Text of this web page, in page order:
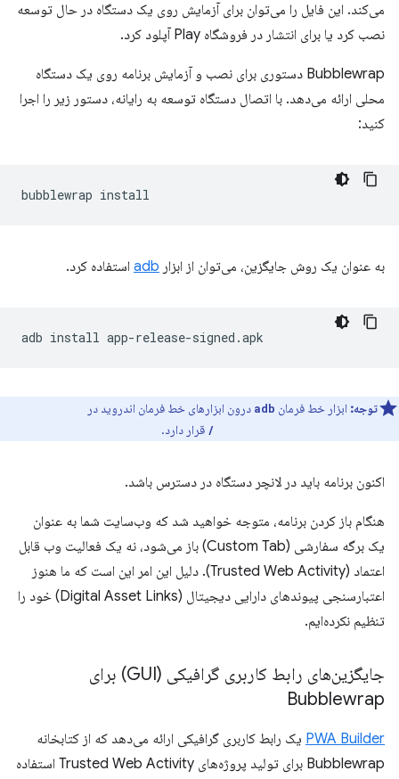
می‌کند. این فایل را می‌توان برای آزمایش روی یک دستگاه در حال توسعه
نصب کرد یا برای انتشار در فروشگاه Play آپلود کرد.
Bubblewrap دستوری برای نصب و آزمایش برنامه روی یک دستگاه
محلی ارائه می‌دهد. با اتصال دستگاه توسعه به رایانه، دستور زیر را اجرا
کنید:
bubblewrap
به عنوان یک روش جایگزین، می‌توان از ابزار adb استفاده کرد.
adb install
توجه: ابزار خط فرمان adb درون ابزارهای خط فرمان اندروید در
قرار دارد.
اکنون برنامه باید در لانچر دستگاه در دسترس باشد.
هنگام باز کردن برنامه، متوجه خواهید شد که وب‌سایت شما به عنوان
یک برگه سفارشی (Custom Tab) باز می‌شود، نه یک فعالیت وب قابل
اعتماد (Trusted Web Activity). دلیل این امر این است که ما هنوز
اعتبارسنجی پیوندهای دارایی دیجیتال (Digital Asset Links) خود را
تنظیم نکرده‌ایم.
جایگزین‌های رابط کاربری گرافیکی (GUI) برای
Bubblewrap
PWA Builder یک رابط کاربری گرافیکی ارائه می‌دهد که از کتابخانه
Bubblewrap برای تولید پروژه‌های Trusted Web Activity استفاده